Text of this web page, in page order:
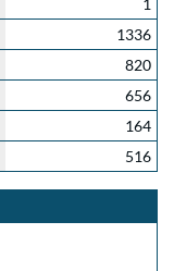
1
1336
820
656
164
516